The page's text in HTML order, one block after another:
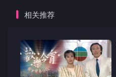
相关推荐